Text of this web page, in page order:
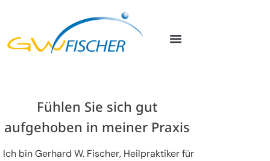
Fühlen Sie sich gut
aufgehoben in meiner Praxis
Ich bin Gerhard W. Fischer, Heilpraktiker für